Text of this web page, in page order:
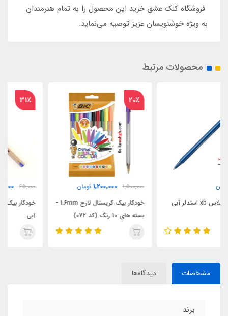
فروشگاه کلک عشق خرید این محصول را به تمام هنرمندان
به ویژه خوشنویسان عزیز توصیه می‌نماید.
محصولات مرتبط
تومان
خودکار بیک کریستال لارج 1.6mm -
31٪
65,000
45,000
خودکار بیک کریستال لارج 1.6mm
آبی
مشخصات دیدگاه‌ها
برند